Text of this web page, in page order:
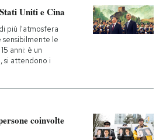
Uniti e Cina
più l'atmosfera
sensibilmente le
anni: è un
si attendono i
coinvolte